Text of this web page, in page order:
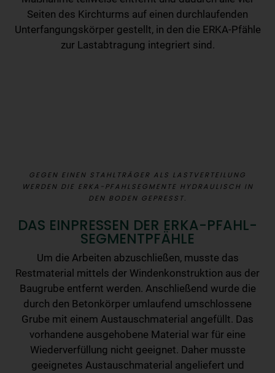
Seiten des Kirchturms auf einen durchlaufenden
Unterfangungskörper gestellt, in den die ERKA-Pfähle
zur Lastabtragung integriert sind.
GEGEN EINEN STAHLTRÄGER ALS LASTVERTEILUNG
WERDEN DIE ERKA-PFAHLSEGMENTE HYDRAULISCH IN
DEN BODEN GEPRESST.
DAS EINPRESSEN DER ERKA-PFAHL-
SEGMENTPFÄHLE
Um die Arbeiten abzuschließen, musste das
Restmaterial mittels der Windenkonstruktion aus der
Baugrube entfernt werden. Anschließend wurde die
durch den Betonkörper umlaufend umschlossene
Grube mit einem Austauschmaterial angefüllt. Das
vorhandene ausgehobene Material war für eine
Wiederverfüllung nicht geeignet. Daher musste
geeignetes Austauschmaterial angeliefert und